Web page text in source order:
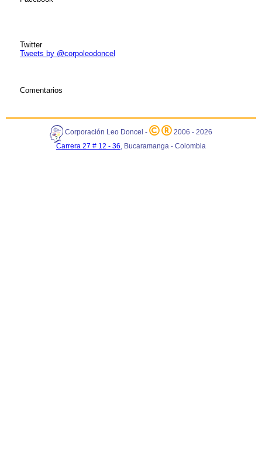
Twitter
Tweets by @corpoleodoncel
Comentarios
Corporación Leo Doncel -
2006 - 2026
Carrera 27 # 12 - 36 , Bucaramanga - Colombia